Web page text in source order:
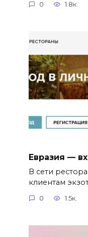
0 1.8к.
Евразия —
В сети
клиентам
0 1.5к.